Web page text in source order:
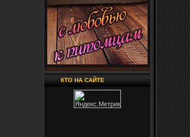
КТО НА САЙТЕ